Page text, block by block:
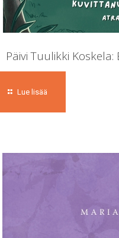
Päivi Tuulikki
Lue lisää